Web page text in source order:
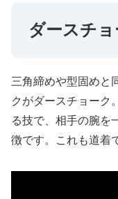
ダースチョ
三角締めや型固めと
クがダースチョーク
る技で、相手の腕を
徴です。これも道着